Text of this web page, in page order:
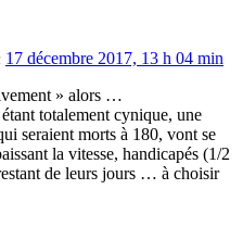
17 décembre 2017, 13 h 04 min
» alors …
totalement cynique, une
seraient morts à 180, vont se
la vitesse, handicapés (1/2
de leurs jours … à choisir